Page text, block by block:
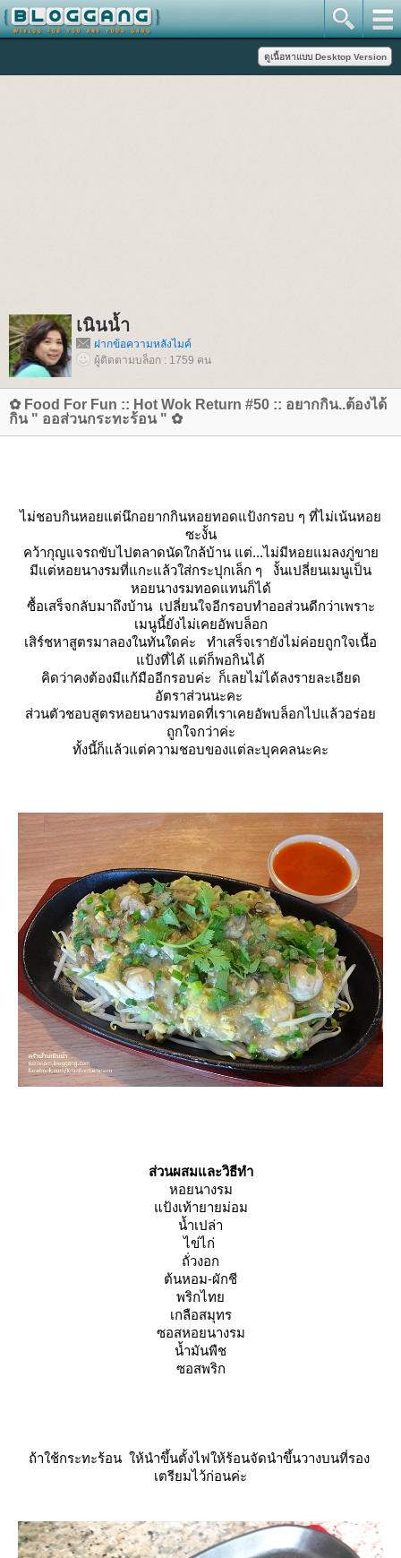
เนินน้ำ
ฝากข้อความหลังไมค์
ผู้ติดตามบล็อก : 1759 คน
✿ Food For Fun :: Hot Wok Return #50 :: อยากกิน..ต้องได้
กิน " ออส่วนกระทะร้อน " ✿
ไม่ชอบกินหอยแต่นึกอยากกินหอยทอดแป้งกรอบ ๆ ที่ไม่เน้นหอ
ซะงั้น
คว้ากุญแจรถขับไปตลาดนัดใกล้บ้าน แต่...ไม่มีหอยแมลงภู่ขา
มีแต่หอยนางรมที่แกะแล้วใส่กระปุกเล็ก ๆ งั้นเปลี่ยนเมนูเป็น
หอยนางรมทอดแทนก็ได้
ซื้อเสร็จกลับมาถึงบ้าน เปลี่ยนใจอีกรอบทำออส่วนดีกว่าเพราะ
เมนูนี้ยังไม่เคยอัพบล็อก
เสิร์ชหาสูตรมาลองในทันใดค่ะ ทำเสร็จเรายังไม่ค่อยถูกใจเนื้อ
ป้งที่ได้ แต่ก็พอกินได้
คิดว่าคงต้องมีแก้มืออีกรอบค่ะ ก็เลยไม่ได้ลงรายละเอียด
อัตราส่วนนะคะ
ส่วนตัวชอบสูตรหอยนางรมทอดที่เราเคยอัพบล็อกไปแล้วอร่อ
ถูกใจกว่าค่ะ
ทั้งนี้ก็แล้วแต่ความชอบของแต่ละบุคคลนะคะ
ส่วนผสมและวิธีทำ
หอยนางรม
ป้งเท้ายายม่อม
น้ำเปล่า
ไข่ไก่
ถั่วงอก
ต้นหอม-ผักชี
พริกไท
เกลือสมุทร
ซอสหอยนางรม
น้ำมันพืช
ซอสพริก
ถ้าใช้กระทะร้อน ให้นำขึ้นตั้งไฟให้ร้อนจัดนำขึ้นวางบนที่รอง
เตรียมไว้ก่อนค่ะ